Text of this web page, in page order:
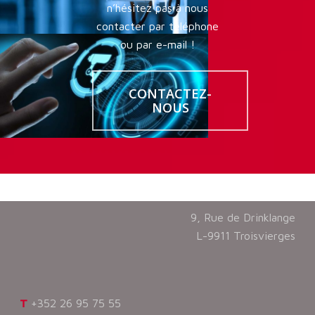
n’hésitez pas à nous
contacter par téléphone
ou par e-mail !
CONTACTEZ-
NOUS
9, Rue de Drinklange
L-9911 Troisvierges
T +352 26 95 75 55